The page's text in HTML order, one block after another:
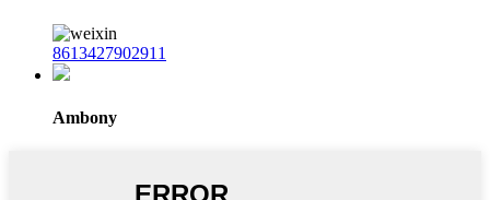
8613427902911
Ambony